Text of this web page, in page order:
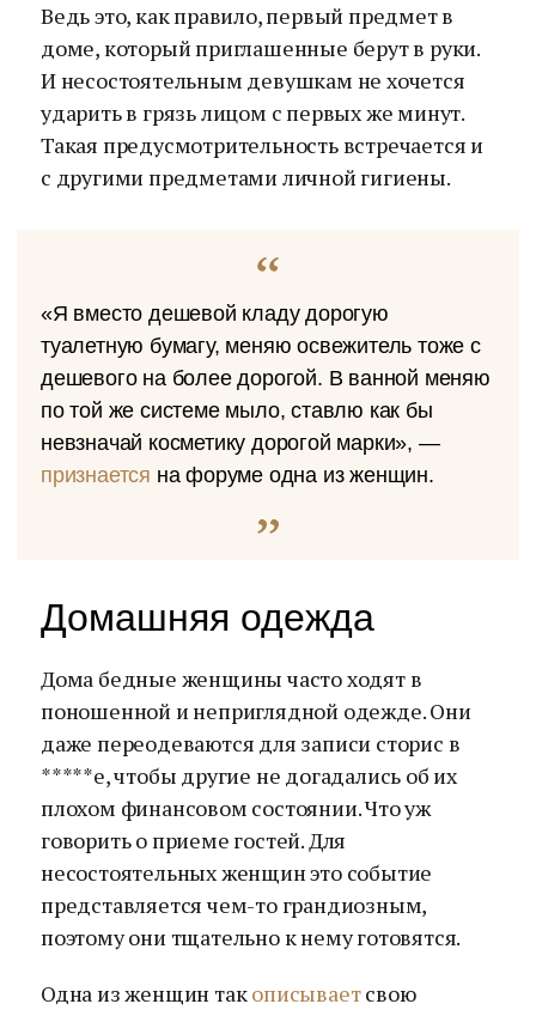
Ведь это, как правило, первый предмет в
доме, который приглашенные берут в руки.
И несостоятельным девушкам не хочется
ударить в грязь лицом с первых же минут.
Такая предусмотрительность встречается и
с другими предметами личной гигиены.
«Я вместо дешевой кладу дорогую
туалетную бумагу, меняю освежитель тоже с
дешевого на более дорогой. В ванной меняю
по той же системе мыло, ставлю как бы
невзначай косметику дорогой марки», —
признается на форуме одна из женщин.
Домашняя одежда
Дома бедные женщины часто ходят в
поношенной и неприглядной одежде. Они
даже переодеваются для записи сторис в
*****е, чтобы другие не догадались об их
плохом финансовом состоянии. Что уж
говорить о приеме гостей. Для
несостоятельных женщин это событие
представляется чем-то грандиозным,
поэтому они тщательно к нему готовятся.
Одна из женщин такописываетсвою